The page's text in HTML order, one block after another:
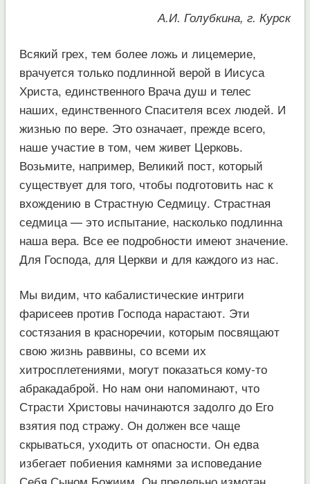
А.И. Голубкина, г. Курск
Всякий грех, тем более ложь и лицемерие,
врачуется только подлинной верой в Иисуса
Христа, единственного Врача душ и телес
наших, единственного Спасителя всех людей. И
жизнью по вере. Это означает, прежде всего,
наше участие в том, чем живет Церковь.
Возьмите, например, Великий пост, который
существует для того, чтобы подготовить нас к
вхождению в Страстную Седмицу. Страстная
седмица — это испытание, насколько подлинна
наша вера. Все ее подробности имеют значение.
Для Господа, для Церкви и для каждого из нас.
Мы видим, что кабалистические интриги
фарисеев против Господа нарастают. Эти
состязания в красноречии, которым посвящают
свою жизнь раввины, со всеми их
хитросплетениями, могут показаться кому-то
абракадаброй. Но нам они напоминают, что
Страсти Христовы начинаются задолго до Его
взятия под стражу. Он должен все чаще
скрываться, уходить от опасности. Он едва
избегает побиения камнями за исповедание